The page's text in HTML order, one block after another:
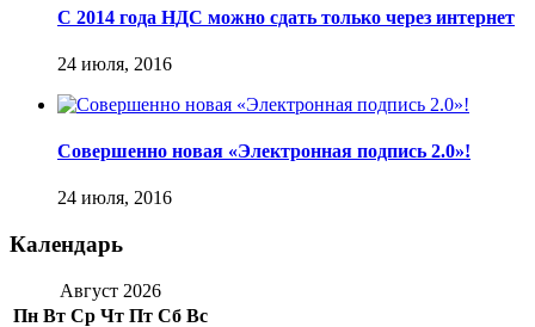
С 2014 года НДС можно сдать только через интернет
24 июля, 2016
Совершенно новая «Электронная подпись 2.0»!
24 июля, 2016
Календарь
Август 2026
Пн Вт Ср Чт Пт Сб Вс